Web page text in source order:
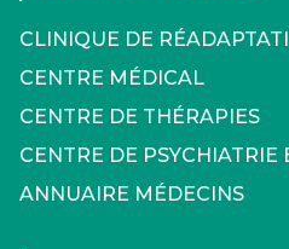
CLINIQUE DE
CENTRE MÉDICAL
CENTRE DE THÉRAPIES
CENTRE DE PSYCHIATRIE
ANNUAIRE MÉDECINS